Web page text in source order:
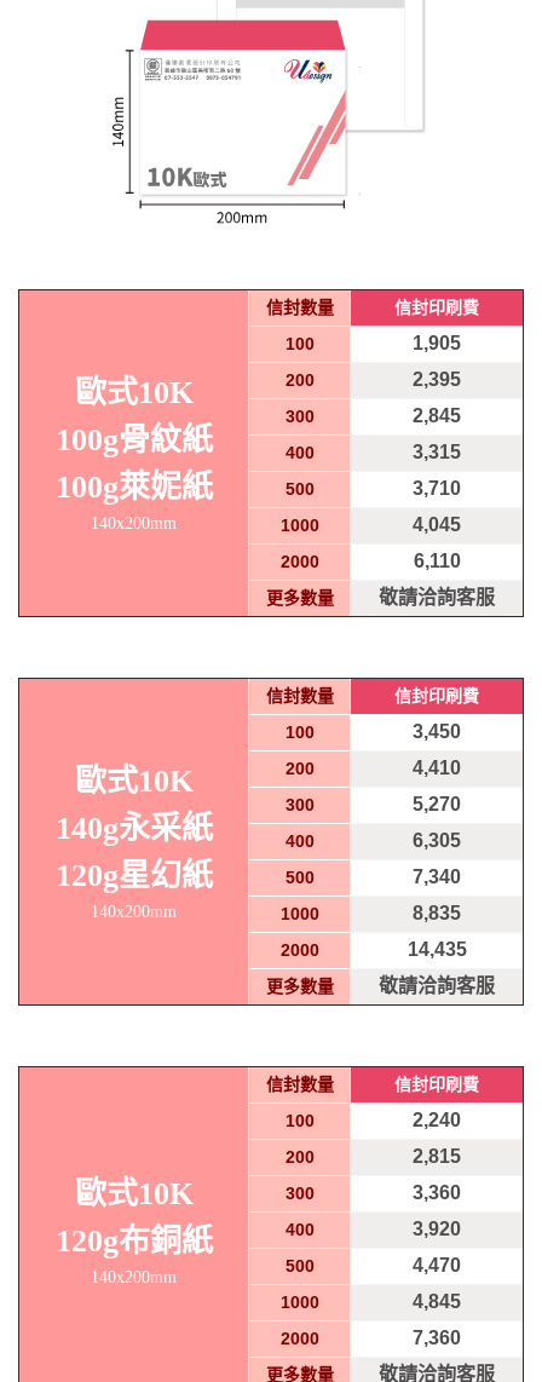
歐式10K
100g骨紋紙
100g萊妮紙
140x200mm
信封數量
信封印刷費
100
1,905
200 2,395
300 2,845
400 3,315
500 3,710
1000 4,045
2000 6,110
更多數量 敬請洽詢客服
歐式10K
140g永采紙
120g星幻紙
140x200mm
信封數量
信封印刷費
100
3,450
200 4,410
300 5,270
400 6,305
500 7,340
1000 8,835
2000 14,435
更多數量 敬請洽詢客服
歐式10K
120g布銅紙
140x200mm
信封數量
信封印刷費
100
2,240
200 2,815
300 3,360
400 3,920
500 4,470
1000 4,845
2000 7,360
更多數量 敬請洽詢客服